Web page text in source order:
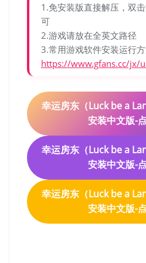
1.免安装版直接解压，双
可
2.游戏请放在全英文路径
3.常用游戏软件安装运行
https://www.gfans.cc/jx/
幸运房东（Luck be a
安装中文版-
幸运房东（Luck be a
安装中文版-
幸运房东（Luck be a
安装中文版-